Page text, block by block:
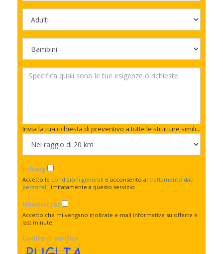
Invia la tua richiesta di preventivo a tutte le strutture simili...
Privacy
Accetto le condizioni generali e acconsento al trattamento dati
personali limitatamente a questo servizio
Newsletter
Accetto che mi vengano inoltrate e-mail informative su offerte e
last minute
Codice di verifica